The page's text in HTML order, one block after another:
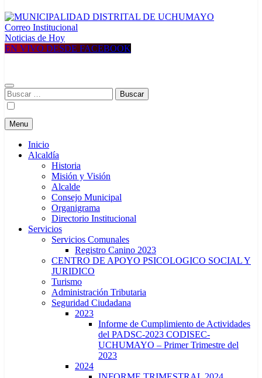
MUNICIPALIDAD DISTRITAL DE UCHUMAYO
Construyendo una nueva Historia
Correo Institucional
Noticias de Hoy
EN VIVO DESDE FACEBOOK
Buscar:
Menu
Inicio
Alcaldía
Historia
Misión y Visión
Alcalde
Consejo Municipal
Organigrama
Directorio Institucional
Servicios
Servicios Comunales
Registro Canino 2023
CENTRO DE APOYO PSICOLOGICO SOCIAL Y
JURIDICO
Turismo
Administración Tributaria
Seguridad Ciudadana
2023
Informe de Cumplimiento de Actividades
del PADSC-2023 CODISEC-
UCHUMAYO – Primer Trimestre del
2023
2024